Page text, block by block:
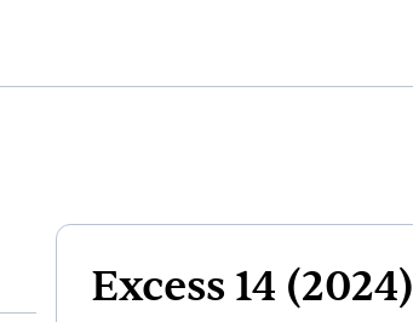
Excess 14 (2024)